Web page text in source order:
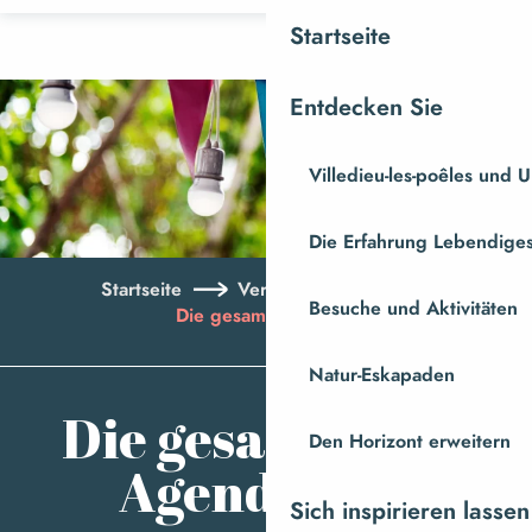
contenu
principal
Startseite
Entdecken Sie
Villedieu-les-poêles und
Die Erfahrung
Besuche und Aktivitäten
Natur-Eskapaden
Den Horizont erweitern
Sich inspirieren lassen
Startseite
Veranstaltungen
Die gesamte Agenda
Die gesamte
Agenda